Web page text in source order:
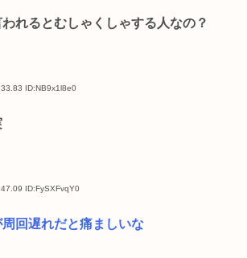
れるとむしゃくしゃする人なの？
ID:NB9x1l8e0
ID:FySXFvqY0
回遅れだと痛ましいな